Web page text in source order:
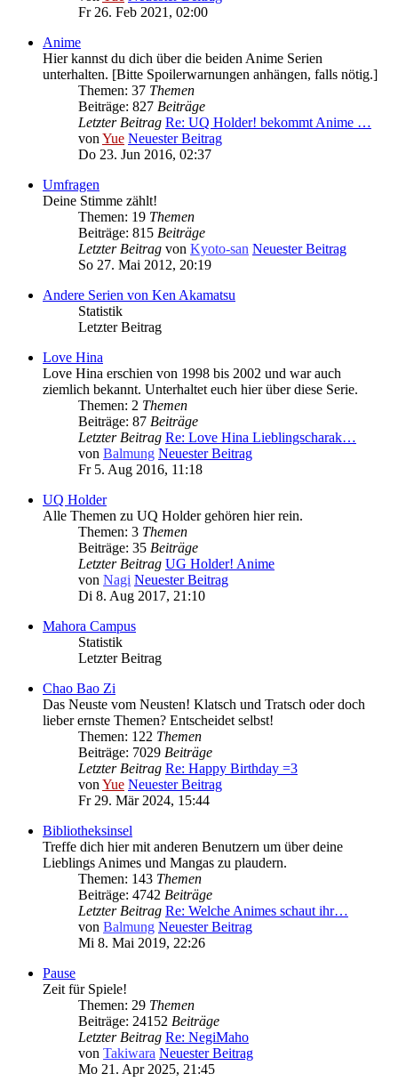
Fr 26. Feb 2021, 02:00
Anime
Hier kannst du dich über die beiden Anime Serien
unterhalten. [Bitte Spoilerwarnungen anhängen, falls nötig.]
Themen: 37 Themen
Beiträge: 827 Beiträge
Letzter Beitrag Re: UQ Holder! bekommt Anime …
von Yue Neuester Beitrag
Do 23. Jun 2016, 02:37
Umfragen
Deine Stimme zählt!
Themen: 19 Themen
Beiträge: 815 Beiträge
Letzter Beitrag von Kyoto-san Neuester Beitrag
So 27. Mai 2012, 20:19
Andere Serien von Ken Akamatsu
Statistik
Letzter Beitrag
Love Hina
Love Hina erschien von 1998 bis 2002 und war auch
ziemlich bekannt. Unterhaltet euch hier über diese Serie.
Themen: 2 Themen
Beiträge: 87 Beiträge
Letzter Beitrag Re: Love Hina Lieblingscharak…
von Balmung Neuester Beitrag
Fr 5. Aug 2016, 11:18
UQ Holder
Alle Themen zu UQ Holder gehören hier rein.
Themen: 3 Themen
Beiträge: 35 Beiträge
Letzter Beitrag UG Holder! Anime
von Nagi Neuester Beitrag
Di 8. Aug 2017, 21:10
Mahora Campus
Statistik
Letzter Beitrag
Chao Bao Zi
Das Neuste vom Neusten! Klatsch und Tratsch oder doch
lieber ernste Themen? Entscheidet selbst!
Themen: 122 Themen
Beiträge: 7029 Beiträge
Letzter Beitrag Re: Happy Birthday =3
von Yue Neuester Beitrag
Fr 29. Mär 2024, 15:44
Bibliotheksinsel
Treffe dich hier mit anderen Benutzern um über deine
Lieblings Animes und Mangas zu plaudern.
Themen: 143 Themen
Beiträge: 4742 Beiträge
Letzter Beitrag Re: Welche Animes schaut ihr…
von Balmung Neuester Beitrag
Mi 8. Mai 2019, 22:26
Pause
Zeit für Spiele!
Themen: 29 Themen
Beiträge: 24152 Beiträge
Letzter Beitrag Re: NegiMaho
von Takiwara Neuester Beitrag
Mo 21. Apr 2025, 21:45